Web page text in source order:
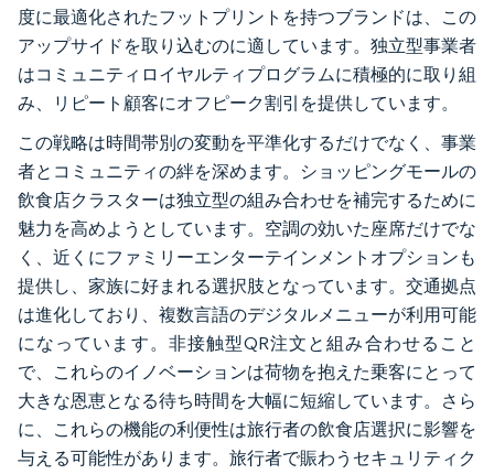
度に最適化されたフットプリントを持つブランドは、この
アップサイドを取り込むのに適しています。独立型事業者
はコミュニティロイヤルティプログラムに積極的に取り組
み、リピート顧客にオフピーク割引を提供しています。
この戦略は時間帯別の変動を平準化するだけでなく、事業
者とコミュニティの絆を深めます。ショッピングモールの
飲食店クラスターは独立型の組み合わせを補完するために
魅力を高めようとしています。空調の効いた座席だけでな
く、近くにファミリーエンターテインメントオプションも
提供し、家族に好まれる選択肢となっています。交通拠点
は進化しており、複数言語のデジタルメニューが利用可能
になっています。非接触型QR注文と組み合わせること
で、これらのイノベーションは荷物を抱えた乗客にとって
大きな恩恵となる待ち時間を大幅に短縮しています。さら
に、これらの機能の利便性は旅行者の飲食店選択に影響を
与える可能性があります。旅行者で賑わうセキュリティク